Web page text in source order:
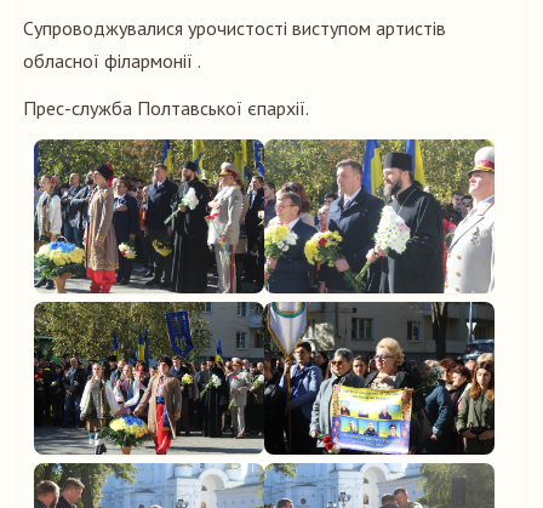
Супроводжувалися урочистості виступом артистів
обласної філармонії .
Прес-служба Полтавської єпархії.